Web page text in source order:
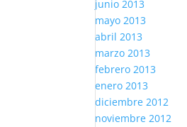
junio 2013
mayo 2013
abril 2013
marzo 2013
febrero 2013
enero 2013
diciembre 2012
noviembre 2012